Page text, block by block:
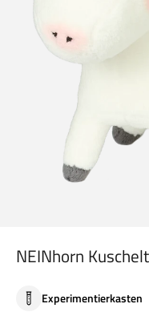
NEINhorn
Experimentierkasten